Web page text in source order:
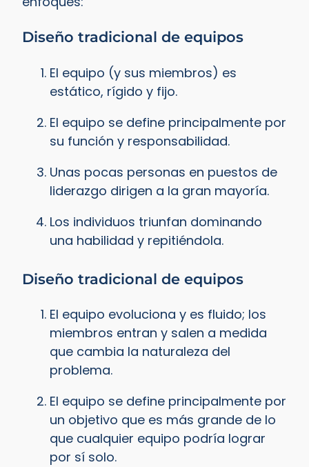
Diseño tradicional de equipos
El equipo (y sus miembros) es
estático, rígido y fijo.
El equipo se define principalmente por
su función y responsabilidad.
Unas pocas personas en puestos de
liderazgo dirigen a la gran mayoría.
Los individuos triunfan dominando
una habilidad y repitiéndola.
Diseño tradicional de equipos
El equipo evoluciona y es fluido; los
miembros entran y salen a medida
que cambia la naturaleza del
problema.
El equipo se define principalmente por
un objetivo que es más grande de lo
que cualquier equipo podría lograr
por sí solo.